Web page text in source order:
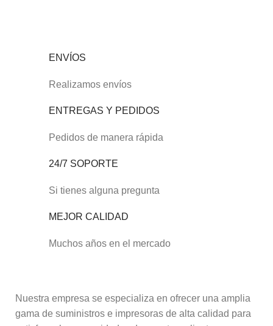
ENVÍOS
Realizamos envíos
ENTREGAS Y PEDIDOS
Pedidos de manera rápida
24/7 SOPORTE
Si tienes alguna pregunta
MEJOR CALIDAD
Muchos años en el mercado
Nuestra empresa se especializa en ofrecer una amplia
gama de suministros e impresoras de alta calidad para